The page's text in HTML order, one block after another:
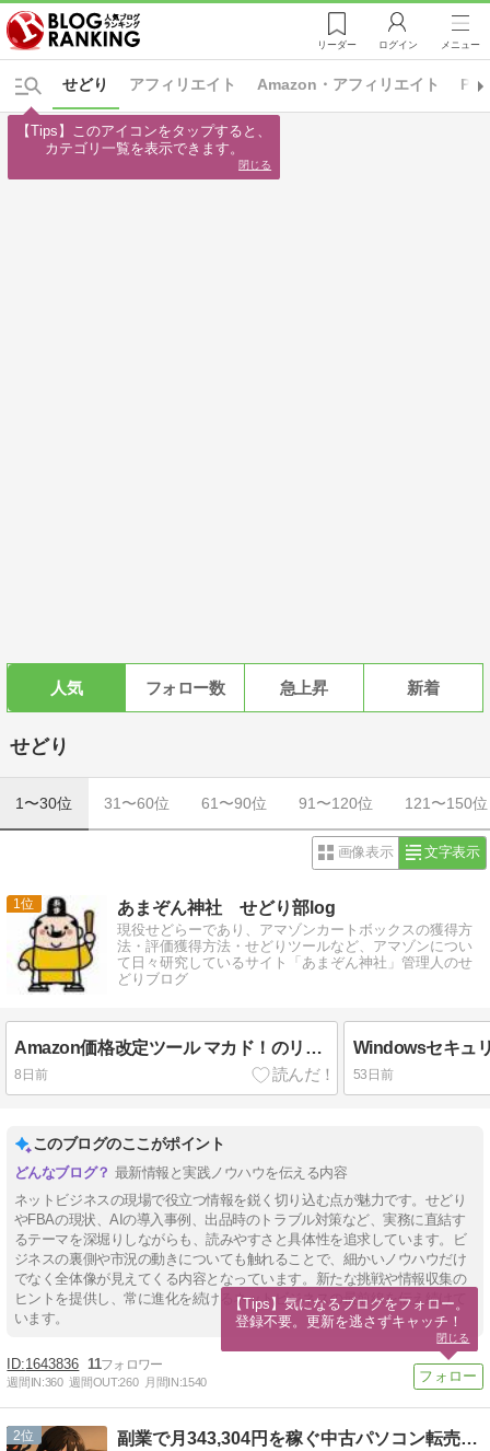
リーダー ログイン メニュー
アフィリエイト Amazon・アフィリエイト
せどり
人気 フォロー数 急上昇 新着
せどり
1〜30位 31〜60位 61〜90位 91〜120位 121〜150位
画像表示 文字表示
1 あまぞん神社 せどり部log
現役せどらーであり、アマゾンカートボックスの獲得方
法・評価獲得方法・せどりツールなど、アマゾンについ
て日々研究しているサイト「あまぞん神社」管理人のせ
どりブログ
Amazon価格改定ツール マカド！のリサーチアプリを試してみる
8日前 53日前
このブログのここがポイント
最新情報と実践ノウハウを伝える内容
ネットビジネスの現場で役立つ情報を鋭く切り込む点が魅力です。せどり
やFBAの現状、AIの導入事例、出品時のトラブル対策など、実務に直結す
るテーマを深堀りしながらも、読みやすさと具体性を追求しています。ビ
ジネスの裏側や市況の動きについても触れることで、細かいノウハウだけ
でなく全体像が見えてくる内容となっています。新たな挑戦や情報収集の
ヒントを提供し、常に進化を続けるネットビジネスの最前線を伝え続けて
います。
1643836 11
週間IN:360 週間OUT:260 月間IN:1540
2 副業で月343,304円を稼ぐ中古パソコン転売のブログ
【Tips】このアイコンをタップすると、
カテゴリ一覧を表示できます。
閉じる
【Tips】気になるブログをフォロー。
登録不要。更新を逃さずキャッチ！
閉じる